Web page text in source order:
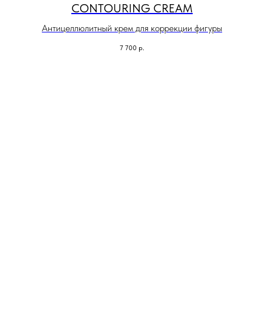
CONTOURING CREAM
Антицеллюлитный крем для коррекции фигуры
7 700 р.